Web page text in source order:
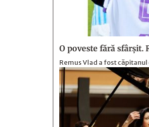
O poveste fără sfârşit.
Remus Vlad a fost